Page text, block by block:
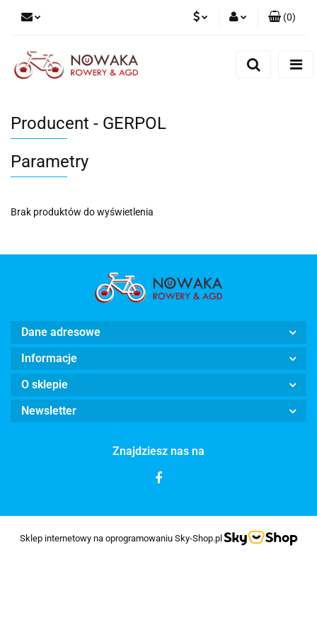
(0)
Producent - GERPOL
Parametry
Brak produktów do wyświetlenia
Dane adresowe
Informacje
O sklepie
Newsletter
Znajdziesz nas na
Sklep internetowy na oprogramowaniu Sky-Shop.pl